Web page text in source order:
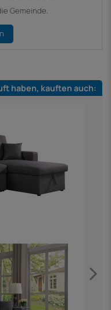
Gemeinde.
haben, kauften auch: